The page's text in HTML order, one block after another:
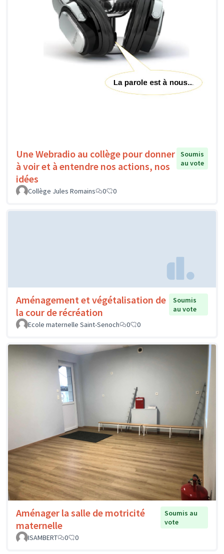
Une Webradio au collège pour donner
à voir et à entendre nos actions, nos
idées
Soumis
au vote
Collège Jules Romains 0 0
Aménagement et végétalisation de
la cour de récréation
Soumis
au vote
Ecole maternelle Saint-Senoch
0 0
Aménager la salle de motricité
maternelle
Soumis au
vote
ISAMBERT
0 0